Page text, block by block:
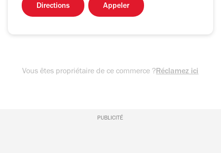
Directions Appeler
Vous êtes propriétaire de ce commerce ?Réclamez ici
PUBLICITÉ